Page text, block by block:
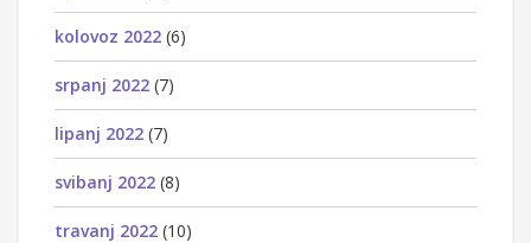
kolovoz 2022 (6)
srpanj 2022 (7)
lipanj 2022 (7)
svibanj 2022 (8)
travanj 2022 (10)